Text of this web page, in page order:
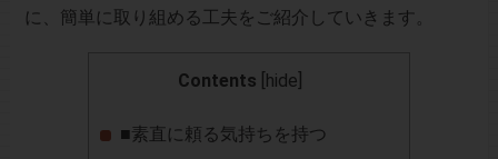
に、簡単に取り組める工夫をご紹介していきます。
Contents hide
■素直に頼る気持ちを持つ